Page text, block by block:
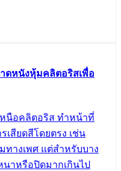
าดหนังหุ้มคลิตอริสเพื่อ
นือคลิตอริส ทำหน้าที่
สียดสีโดยตรง เช่น
ทางเพศ แต่สำหรับบาง
าหรือปิดมากเกินไป